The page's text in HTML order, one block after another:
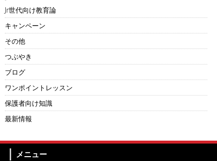
Jr世代向け教育論
キャンペーン
その他
つぶやき
ブログ
ワンポイントレッスン
保護者向け知識
最新情報
メニュー